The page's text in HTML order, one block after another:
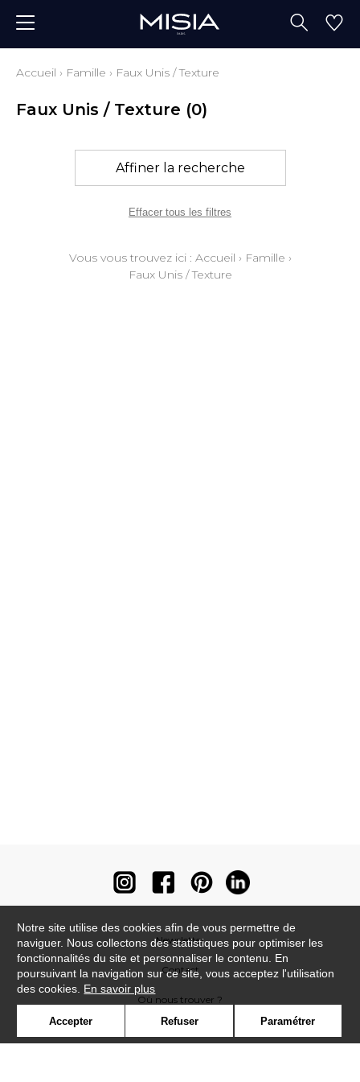
Accueil › Famille › Faux Unis / Texture
Faux Unis / Texture (0)
Affiner la recherche
Effacer tous les filtres
Vous vous trouvez ici : Accueil › Famille ›
Faux Unis / Texture
Newsletter
Contact
Où nous trouver ?
Notre site utilise des cookies afin de vous permettre de
naviguer. Nous collectons des statistiques pour optimiser les
fonctionnalités du site et personnaliser le contenu. En
poursuivant la navigation sur ce site, vous acceptez l'utilisation
des cookies. En savoir plus
Accepter Refuser Paramétrer